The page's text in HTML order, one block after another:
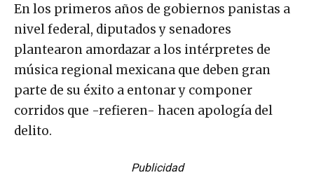
En los primeros años de gobiernos panistas a
nivel federal, diputados y senadores
plantearon amordazar a los intérpretes de
música regional mexicana que deben gran
parte de su éxito a entonar y componer
corridos que -refieren- hacen apología del
delito.
Publicidad